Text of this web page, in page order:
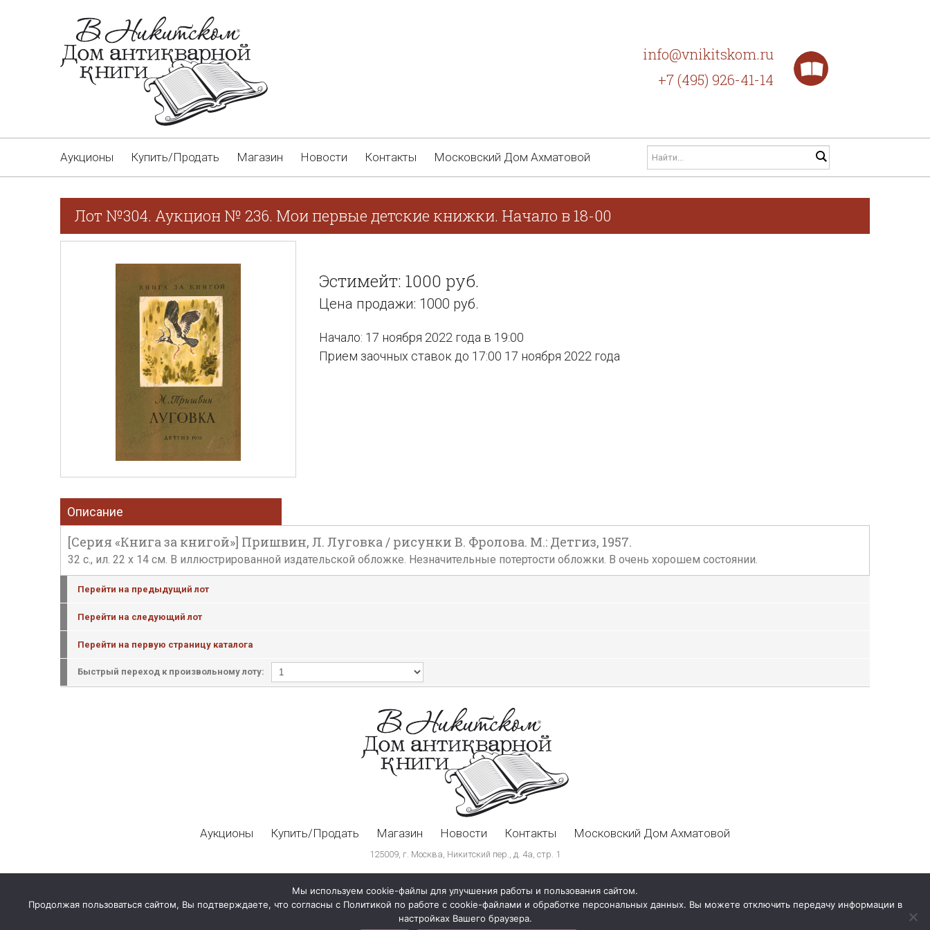
info@vnikitskom.ru
+7 (495) 926-41-14
Аукционы Купить/Продать Магазин Новости Контакты Московский Дом Ахматовой
Лот №304. Аукцион № 236. Мои первые детские книжки. Начало в 18-00
Эстимейт: 1000 руб.
Цена продажи: 1000 руб.
Начало: 17 ноября 2022 года в 19:00
Прием заочных ставок до 17:00 17 ноября 2022 года
Описание
[Серия «Книга за книгой»] Пришвин, Л. Луговка / рисунки В. Фролова. М.: Детгиз, 1957.
32 с., ил. 22 х 14 см. В иллюстрированной издательской обложке. Незначительные потертости обложки. В очень хорошем состоянии.
Перейти на предыдущий лот
Перейти на следующий лот
Перейти на первую страницу каталога
Быстрый переход к произвольному лоту:
Аукционы Купить/Продать Магазин Новости Контакты Московский Дом Ахматовой
125009, г. Москва, Никитский пер., д. 4а, стр. 1
Мы используем cookie-файлы для улучшения работы и пользования сайтом.
Продолжая пользоваться сайтом, Вы подтверждаете, что согласны с Политикой по работе с cookie-файлами и обработке персональных данных. Вы можете отключить передачу информации в
настройках Вашего браузера.